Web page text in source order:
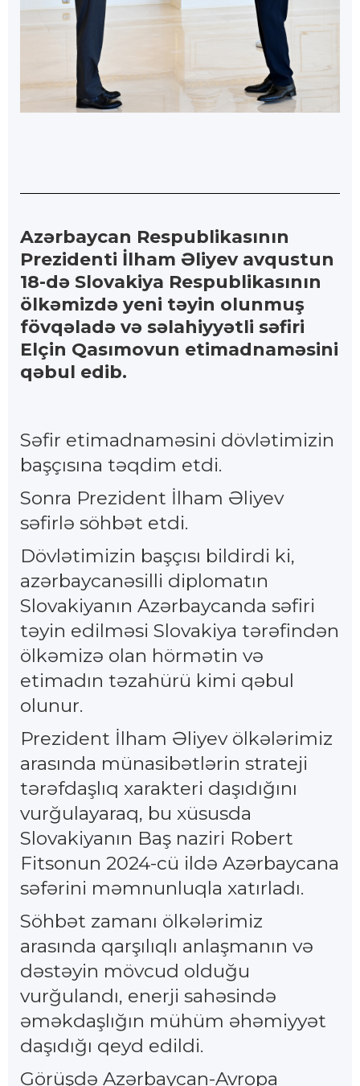
Azərbaycan Respublikasının
Prezidenti İlham Əliyev avqustun
18-də Slovakiya Respublikasının
ölkəmizdə yeni təyin olunmuş
fövqəladə və səlahiyyətli səfiri
Elçin Qasımovun etimadnaməsini
qəbul edib.
Səfir etimadnaməsini dövlətimizin
başçısına təqdim etdi.
Sonra Prezident İlham Əliyev
səfirlə söhbət etdi.
Dövlətimizin başçısı bildirdi ki,
azərbaycanəsilli diplomatın
Slovakiyanın Azərbaycanda səfiri
təyin edilməsi Slovakiya tərəfindən
ölkəmizə olan hörmətin və
etimadın təzahürü kimi qəbul
olunur.
Prezident İlham Əliyev ölkələrimiz
arasında münasibətlərin strateji
tərəfdaşlıq xarakteri daşıdığını
vurğulayaraq, bu xüsusda
Slovakiyanın Baş naziri Robert
Fitsonun 2024-cü ildə Azərbaycana
səfərini məmnunluqla xatırladı.
Söhbət zamanı ölkələrimiz
arasında qarşılıqlı anlaşmanın və
dəstəyin mövcud olduğu
vurğulandı, enerji sahəsində
əməkdaşlığın mühüm əhəmiyyət
daşıdığı qeyd edildi.
Görüşdə Azərbaycan-Avropa